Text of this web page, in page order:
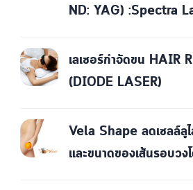
ND: YAG) :Spectra
เลเซอร์กำจัดขน HAIR
(DIODE LASER)
Vela Shape ลดเซลล์ลู
และขนาดของเส้นรอบว